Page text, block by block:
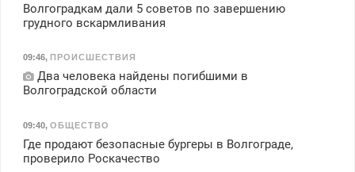
Волгоградкам дали 5 советов по завершению
грудного вскармливания
09:46, ПРОИСШЕСТВИЯ
Два человека найдены погибшими в
Волгоградской области
09:40, ОБЩЕСТВО
Где продают безопасные бургеры в Волгограде,
проверило Роскачество